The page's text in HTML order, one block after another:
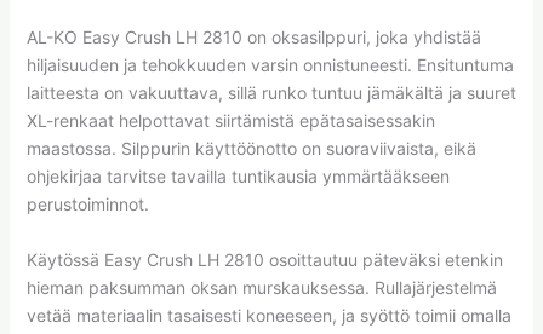
AL-KO Easy Crush LH 2810 on oksasilppuri, joka yhdistää
hiljaisuuden ja tehokkuuden varsin onnistuneesti. Ensituntuma
laitteesta on vakuuttava, sillä runko tuntuu jämäkältä ja suuret
XL-renkaat helpottavat siirtämistä epätasaisessakin
maastossa. Silppurin käyttöönotto on suoraviivaista, eikä
ohjekirjaa tarvitse tavailla tuntikausia ymmärtääkseen
perustoiminnot.
Käytössä Easy Crush LH 2810 osoittautuu päteväksi etenkin
hieman paksumman oksan murskauksessa. Rullajärjestelmä
vetää materiaalin tasaisesti koneeseen, ja syöttö toimii omalla